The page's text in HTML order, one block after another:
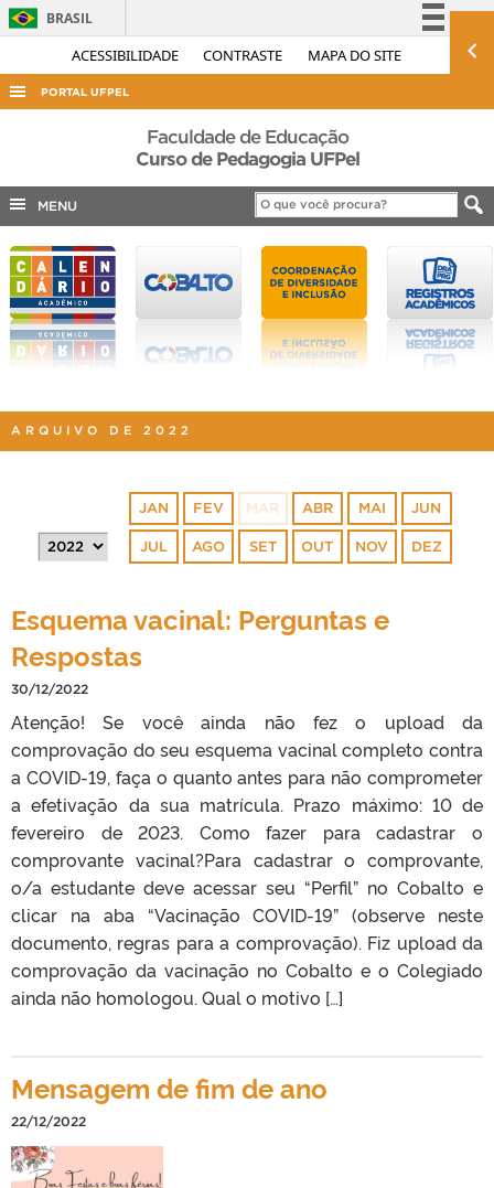
ACESSIBILIDADE CONTRASTE MAPA DO SITE
BRASIL
Simplifique!
Acesso à informação
Legislação
Canais
PORTAL UFPEL
ACESSO À INFORMAÇÃO
COBALTO
EDITAIS
INTERNACIONAL
OUVIDORIA
TELEFONES
Faculdade de Educação
Curso de Pedagogia UFPel
MENU
ARQUIVO DE 2022
JAN FEV MAR ABR MAI JUN
JUL AGO SET OUT NOV DEZ
Esquema vacinal: Perguntas e
Respostas
30/12/2022
Atenção! Se você ainda não fez o upload da
comprovação do seu esquema vacinal completo contra
a COVID-19, faça o quanto antes para não comprometer
a efetivação da sua matrícula. Prazo máximo: 10 de
fevereiro de 2023. Como fazer para cadastrar o
comprovante vacinal?Para cadastrar o comprovante,
o/a estudante deve acessar seu “Perfil” no Cobalto e
clicar na aba “Vacinação COVID-19” (observe neste
documento, regras para a comprovação). Fiz upload da
comprovação da vacinação no Cobalto e o Colegiado
ainda não homologou. Qual o motivo […]
Mensagem de fim de ano
22/12/2022